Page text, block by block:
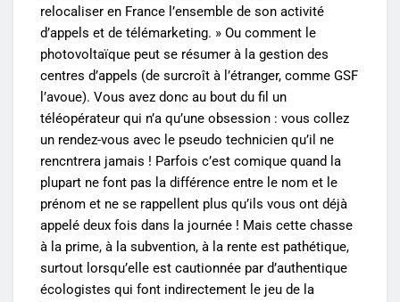
relocaliser en France l’ensemble de son activité
d’appels et de télémarketing. » Ou comment le
photovoltaïque peut se résumer à la gestion des
centres d’appels (de surcroît à l’étranger, comme GSF
l’avoue). Vous avez donc au bout du fil un
téléopérateur qui n’a qu’une obsession : vous collez
un rendez-vous avec le pseudo technicien qu’il ne
rencntrera jamais ! Parfois c’est comique quand la
plupart ne font pas la différence entre le nom et le
prénom et ne se rappellent plus qu’ils vous ont déjà
appelé deux fois dans la journée ! Mais cette chasse
à la prime, à la subvention, à la rente est pathétique,
surtout lorsqu’elle est cautionnée par d’authentique
écologistes qui font indirectement le jeu de la